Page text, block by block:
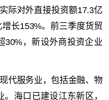
际对外直接投资额17.3亿
长153%。前三季度货贸
30%，新设外商投资企业
代服务业，包括金融、物
海口已建设江东新区，